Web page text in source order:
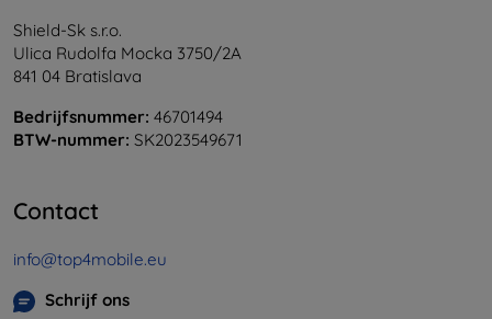
Shield-Sk s.r.o.
Ulica Rudolfa Mocka 3750/2A
841 04 Bratislava
Bedrijfsnummer: 46701494
BTW-nummer: SK2023549671
Contact
info@top4mobile.eu
Schrijf ons